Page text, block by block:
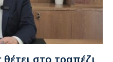
στο τραπέζι